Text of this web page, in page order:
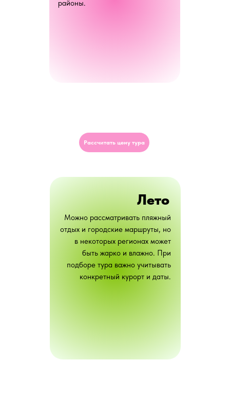
районы.
Лето
Можно рассматривать пляжный
отдых и городские маршруты, но
в некоторых регионах может
быть жарко и влажно. При
подборе тура важно учитывать
конкретный курорт и даты.
Рассчитать цену тура